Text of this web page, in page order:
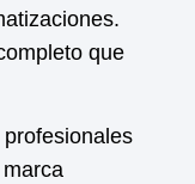
que